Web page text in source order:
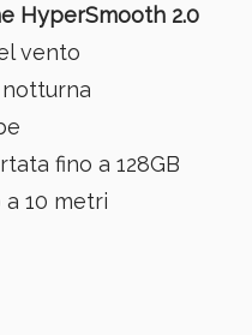
HyperSmooth 2.0
vento
fino a 128GB
a 10 metri